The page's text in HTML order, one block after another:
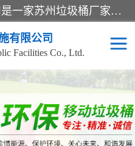
苏州多麦公共设施有限公司是一家苏州垃圾桶厂家，主营：塑料垃圾桶、分类果皮箱、户外园林椅、保安岗亭等产品厂家。全国统一热线电话：17105580222。公司组建完善的团队。设计人员，能根据客户要求，提供适合的设计方案，来满足客户的需求。
有限公司
Facilities Co., Ltd.
保安岗亭
公园椅